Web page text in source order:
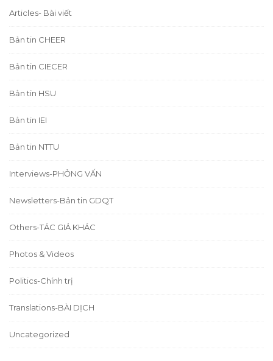
Articles- Bài viết
Bản tin CHEER
Bản tin CIECER
Bản tin HSU
Bản tin IEI
Bản tin NTTU
Interviews-PHỎNG VẤN
Newsletters-Bản tin GDQT
Others-TÁC GIẢ KHÁC
Photos & Videos
Politics-Chính trị
Translations-BÀI DỊCH
Uncategorized